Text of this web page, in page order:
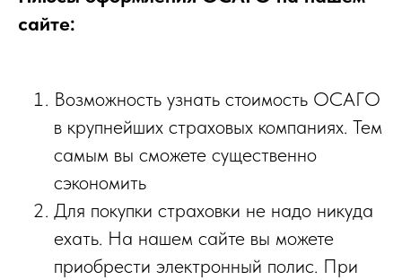
сайте:
Возможность узнать стоимость ОСАГО
в крупнейших страховых компаниях. Тем
самым вы сможете существенно
сэкономить
Для покупки страховки не надо никуда
ехать. На нашем сайте вы можете
приобрести электронный полис. При